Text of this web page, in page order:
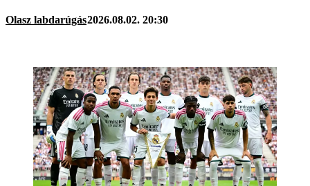
Olasz labdarúgás2026.08.02. 20:30